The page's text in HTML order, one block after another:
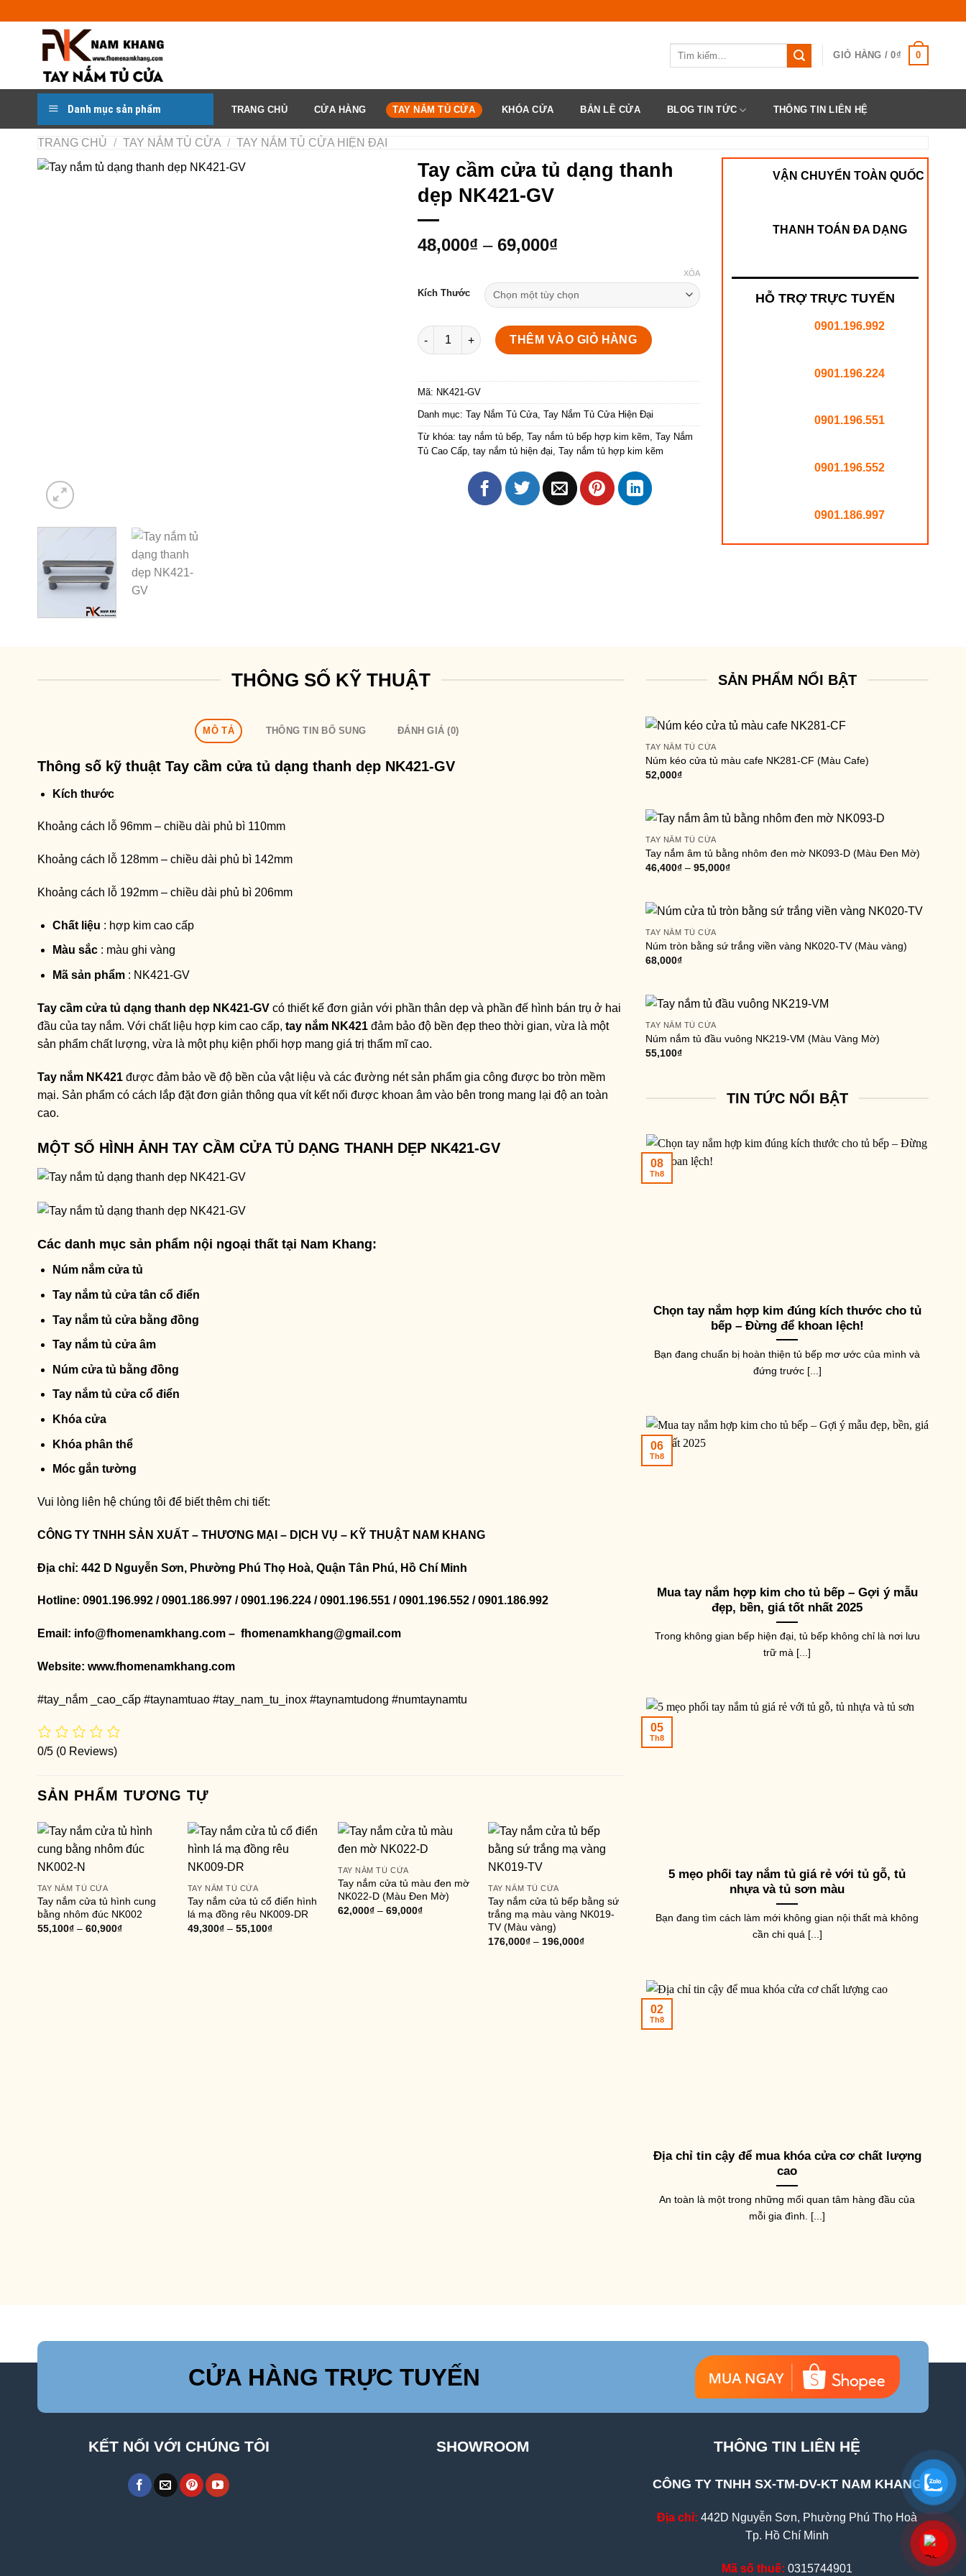
GIỎ HÀNG /0₫ 0
Danh mục sản phẩm TRANG CHỦ CỬA HÀNG TAY NẮM TỦ CỬA KHÓA CỬA BẢN LỀ CỬA BLOG TIN TỨC THÔNG TIN LIÊN HỆ
TRANG CHỦ / TAY NẮM TỦ CỬA / TAY NẮM TỦ CỬA HIỆN ĐẠI
Tay cầm cửa tủ dạng thanh
dẹp NK421-GV
48,000₫ –69,000₫
Kích Thước
XÓA
Tay cầm cửa tủ dạng thanh dẹp NK421-GV số lượng
THÊM VÀO GIỎ HÀNG
Mã: NK421-GV
Danh mục:Tay Nắm Tủ Cửa ,Tay Nắm Tủ Cửa Hiện Đại
Từ khóa:tay nắm tủ bếp ,Tay nắm tủ bếp hợp kim kẽm ,Tay Nắm
Tủ Cao Cấp ,tay nắm tủ hiện đại ,Tay nắm tủ hợp kim kẽm
VẬN CHUYỂN TOÀN QUỐC
THANH TOÁN ĐA DẠNG
HỖ TRỢ TRỰC TUYẾN
0901.196.992
0901.196.224
0901.196.551
0901.196.552
0901.186.997
THÔNG SỐ KỸ THUẬT
MÔ TẢ THÔNG TIN BỔ SUNG ĐÁNH GIÁ (0)
Thông số kỹ thuật Tay cầm cửa tủ dạng thanh dẹp NK421-GV
Kích thước
Khoảng cách lỗ 96mm – chiều dài phủ bì 110mm
Khoảng cách lỗ 128mm – chiều dài phủ bì 142mm
Khoảng cách lỗ 192mm – chiều dài phủ bì 206mm
Chất liệu : hợp kim cao cấp
Màu sắc: màu ghi vàng
Mã sản phẩm: NK421-GV
Tay cầm cửa tủ dạng thanh dẹp NK421-GV có thiết kế đơn giản với phần thân dẹp và phần đế hình bán trụ ở hai
đầu của tay nắm. Với chất liệu hợp kim cao cấp, tay nắm NK421 đảm bảo độ bền đẹp theo thời gian, vừa là một
sản phẩm chất lượng, vừa là một phụ kiện phối hợp mang giá trị thẩm mĩ cao.
Tay nắm NK421 được đảm bảo về độ bền của vật liệu và các đường nét sản phẩm gia công được bo tròn mềm
mại. Sản phẩm có cách lắp đặt đơn giản thông qua vít kết nối được khoan âm vào bên trong mang lại độ an toàn
cao.
MỘT SỐ HÌNH ẢNH TAY CẦM CỬA TỦ DẠNG THANH DẸP NK421-GV
Các danh mục sản phẩm nội ngoại thất tại Nam Khang:
Núm nắm cửa tủ
Tay nắm tủ cửa tân cổ điển
Tay nắm tủ cửa bằng đồng
Tay nắm tủ cửa âm
Núm cửa tủ bằng đồng
Tay nắm tủ cửa cổ điển
Khóa cửa
Khóa phân thể
Móc gắn tường
Vui lòng liên hệ chúng tôi để biết thêm chi tiết:
CÔNG TY TNHH SẢN XUẤT – THƯƠNG MẠI – DỊCH VỤ – KỸ THUẬT NAM KHANG
Địa chỉ: 442 D Nguyễn Sơn, Phường Phú Thọ Hoà, Quận Tân Phú, Hồ Chí Minh
Hotline: 0901.196.992 / 0901.186.997 / 0901.196.224 / 0901.196.551 / 0901.196.552 / 0901.186.992
Email: info@fhomenamkhang.com – fhomenamkhang@gmail.com
Website: www.fhomenamkhang.com
#tay_nắm _cao_cấp #taynamtuao #tay_nam_tu_inox #taynamtudong #numtaynamtu
0/5 (0 Reviews)
SẢN PHẨM TƯƠNG TỰ
TAY NẮM TỦ CỬA
Tay nắm cửa tủ hình cung
bằng nhôm đúc NK002
55,100₫– 60,900₫
TAY NẮM TỦ CỬA
Tay nắm cửa tủ cổ điển hình
lá mạ đồng rêu NK009-DR
49,300₫– 55,100₫
TAY NẮM TỦ CỬA
Tay nắm cửa tủ màu đen mờ
NK022-D (Màu Đen Mờ)
62,000₫ –69,000₫
TAY NẮM TỦ CỬA
Tay nắm cửa tủ bếp bằng sứ
trắng mạ màu vàng NK019-
TV (Màu vàng)
176,000₫ – 196,000₫
TAY NẮM TỦ CỬA
Tay nắm cửa tủ bếp sứ trắng
đồng cổ NK008-TC
TAY NẮM TỦ CỬA
SẢN PHẨM NỔI BẬT
TAY NẮM TỦ CỬA
Núm kéo cửa tủ màu cafe NK281-CF (Màu Cafe)
52,000₫
TAY NẮM TỦ CỬA
Tay nắm âm tủ bằng nhôm đen mờ NK093-D (Màu Đen Mờ)
46,400₫ –95,000₫
TAY NẮM TỦ CỬA
Núm tròn bằng sứ trắng viền vàng NK020-TV (Màu vàng)
68,000₫
TAY NẮM TỦ CỬA
Núm nắm tủ đầu vuông NK219-VM (Màu Vàng Mờ)
55,100₫
TIN TỨC NỔI BẬT
Chọn tay nắm hợp kim đúng kích thước cho tủ
bếp – Đừng để khoan lệch!
Bạn đang chuẩn bị hoàn thiện tủ bếp mơ ước của mình và
đứng trước [...]
08
Th8
Mua tay nắm hợp kim cho tủ bếp – Gợi ý mẫu
đẹp, bền, giá tốt nhất 2025
Trong không gian bếp hiện đại, tủ bếp không chỉ là nơi lưu
trữ mà [...]
06
Th8
5 mẹo phối tay nắm tủ giá rẻ với tủ gỗ, tủ
nhựa và tủ sơn màu
Bạn đang tìm cách làm mới không gian nội thất mà không
cần chi quá [...]
05
Th8
Địa chỉ tin cậy để mua khóa cửa cơ chất lượng
cao
An toàn là một trong những mối quan tâm hàng đầu của
mỗi gia đình. [...]
02
Th8
CỬA HÀNG TRỰC TUYẾN
KẾT NỐI VỚI CHÚNG TÔI SHOWROOM THÔNG TIN LIÊN HỆ
CÔNG TY TNHH SX-TM-DV-KT NAM KHANG
Địa chỉ: 442D Nguyễn Sơn, Phường Phú Thọ Hoà
Tp. Hồ Chí Minh
Mã số thuế: 0315744901